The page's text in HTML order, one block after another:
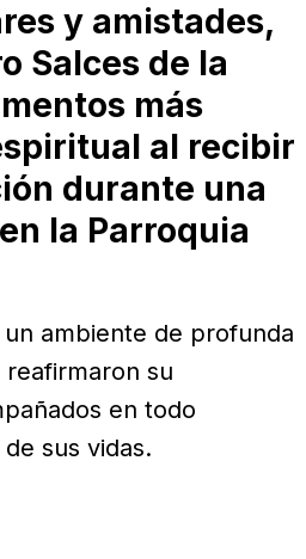
y amistades,
Salces de la
más
al recibir
durante una
la Parroquia
ambiente de profunda
su
en todo
sus vidas.